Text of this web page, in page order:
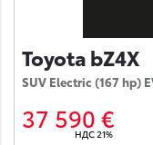
Toyota bZ4X
SUV Electric (167 hp)
37 590 €
НДС 21%